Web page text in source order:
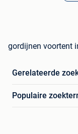
gordijnen voortent
Gerelateerde
Populaire